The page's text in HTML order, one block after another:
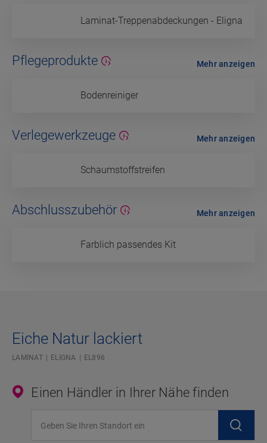
Laminat-Treppenabdeckungen - Eligna
Pflegeprodukte
Bodenreiniger
Mehr anzeigen
Verlegewerkzeuge
Schaumstoffstreifen
Mehr anzeigen
Abschlusszubehör
Farblich passendes Kit
Mehr anzeigen
Eiche Natur lackiert
LAMINAT ELIGNA EL896
Einen Händler in Ihrer Nähe finden